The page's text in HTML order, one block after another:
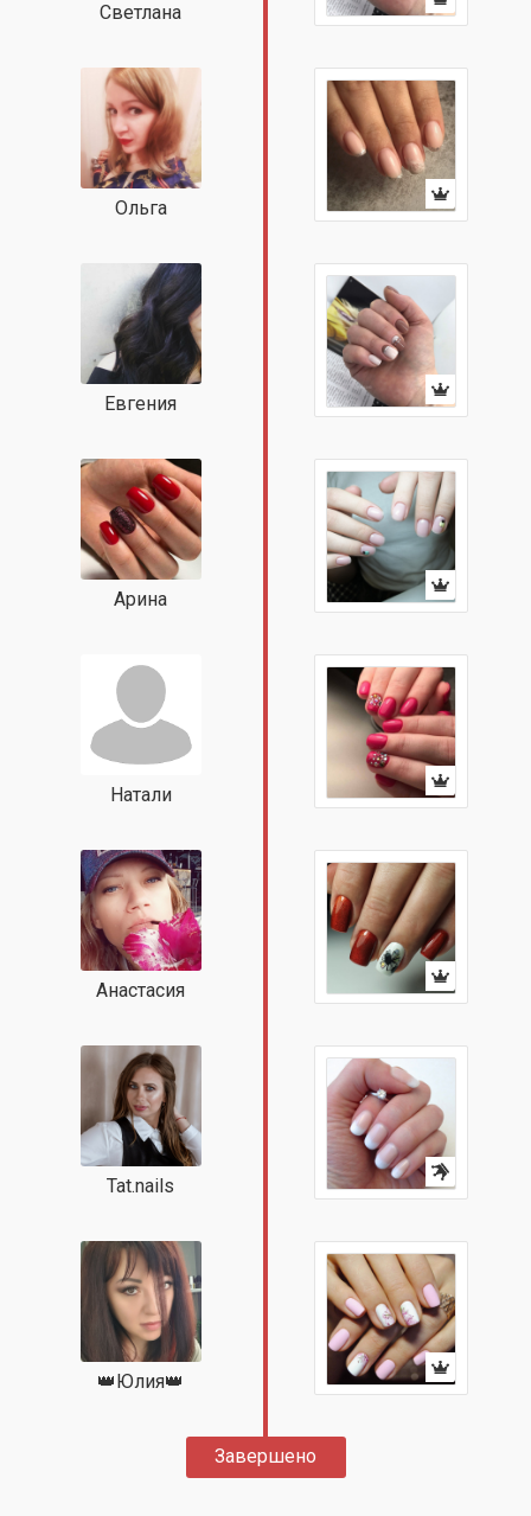
Светлана
Ольга
Евгения
Арина
Натали
Анастасия
Tat.nails
👑Юлия👑
Завершено